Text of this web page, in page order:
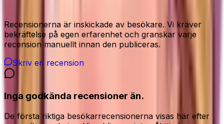
Recensionerna är inskickade av besökare. Vi kräver
bekräftelse på egen erfarenhet och granskar varje
recension manuellt innan den publiceras.
Skriv en recension
Inga godkända recensioner än.
De första riktiga besökarrecensionerna visas här efter